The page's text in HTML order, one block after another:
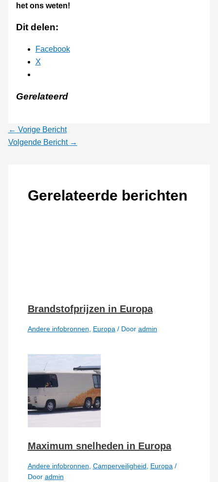
het ons weten!
Dit delen:
Facebook
X
Gerelateerd
← Vorige Bericht
Volgende Bericht →
Gerelateerde berichten
Brandstofprijzen in Europa
Andere infobronnen, Europa/ Door admin
Maximum snelheden in Europa
Andere infobronnen, Camperveiligheid, Europa/
Door admin